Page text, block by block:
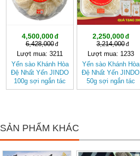
4,500,000
6,428,000
Lượt mua: 3211
Yến sào Khánh Hòa
Đệ Nhất Yến JINDO
100g sợi ngắn tác
dụng tốt cho sức
2,250,000
3,214,000
Lượt mua: 1233
Yến sào Khánh Hòa
Đệ Nhất Yến JINDO
50g sợi ngắn tác
dụng tốt cho sức
SẢN PHẨM KHÁC